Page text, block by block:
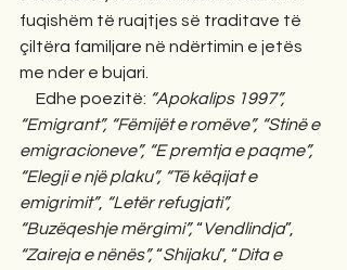
fuqishëm të ruajtjes së traditave të
çiltëra familjare në ndërtimin e jetës
me nder e bujari.
     Edhe poezitë:
“Apokalips 1997”,
“Emigrant”, “Fëmijët e romëve”, “Stinë e
emigracioneve”, “E premtja e paqme”,
“Elegji e një plaku”, “Të këqijat e
emigrimit”, “Letër refugjati”,
“Buzëqeshje mërgimi”, “Vendlindja”,
“Zaireja e nënës”, “Shijaku”, “Dita e